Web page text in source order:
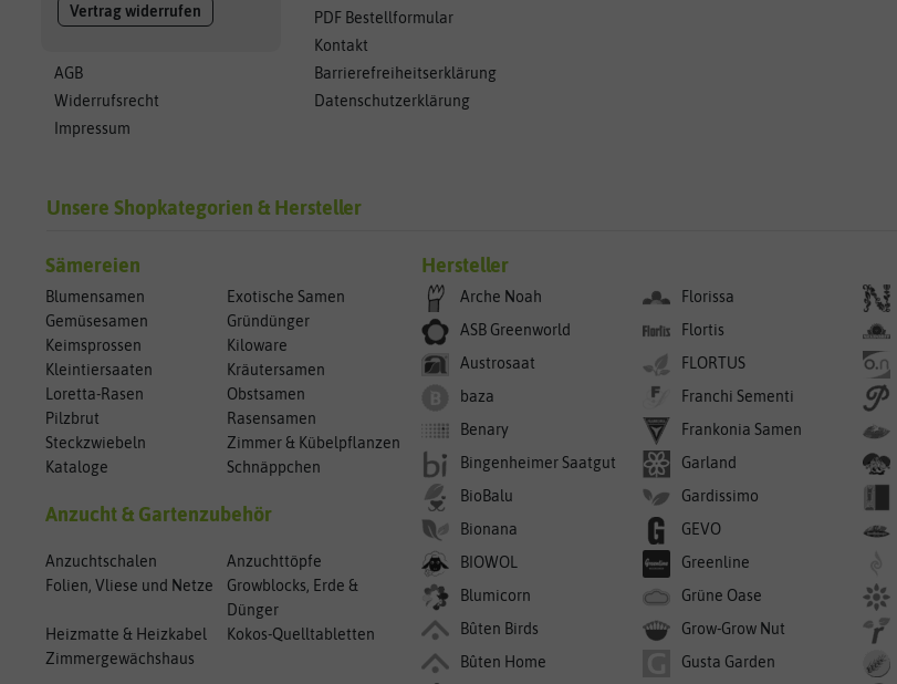
Vertrag widerrufen
AGB
Widerrufsrecht
Impressum
PDF Bestellformular
Kontakt
Barrierefreiheitserklärung
Datenschutzerklärung
Unsere Shopkategorien & Hersteller
Sämereien
Blumensamen
Exotische Samen
Gemüsesamen
Gründünger
Keimsprossen
Kiloware
Kleintiersaaten
Kräutersamen
Loretta-Rasen
Obstsamen
Pilzbrut
Rasensamen
Steckzwiebeln
Zimmer & Kübelpflanzen
Kataloge
Schnäppchen
Anzucht & Gartenzubehör
Anzuchtschalen
Anzuchttöpfe
Folien, Vliese und Netze
Growblocks, Erde &
Dünger
Heizmatte & Heizkabel
Kokos-Quelltabletten
Zimmergewächshaus
Hersteller
Arche Noah
ASB Greenworld
Austrosaat
baza
Benary
Bingenheimer Saatgut
BioBalu
Bionana
BIOWOL
Blumicorn
Bûten Birds
Bûten Home
Florissa
Flortis
FLORTUS
Franchi Sementi
Frankonia Samen
Garland
Gardissimo
GEVO
Greenline
Grüne Oase
Grow-Grow Nut
Gusta Garden